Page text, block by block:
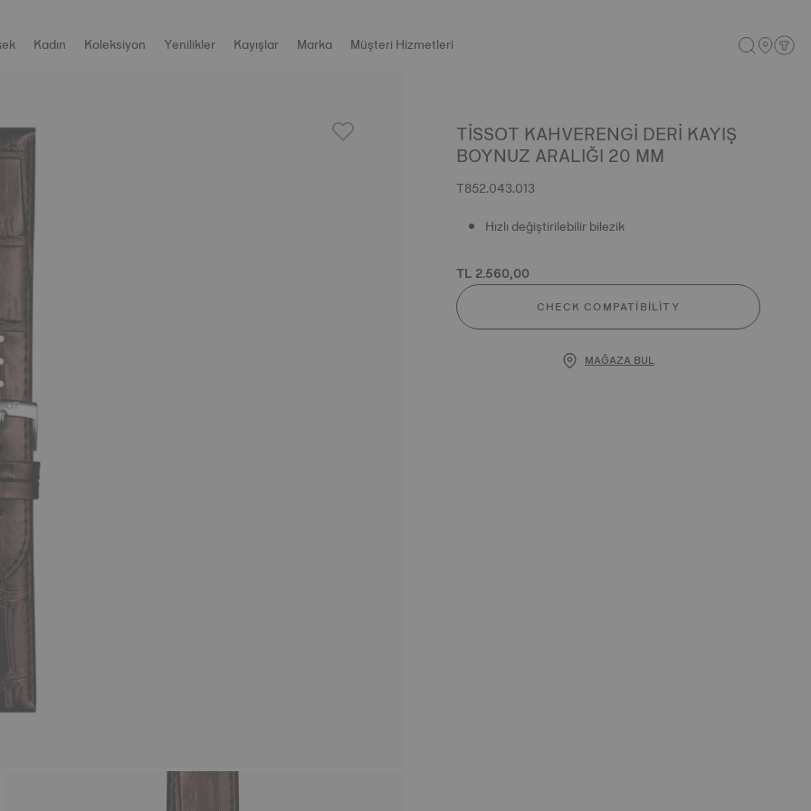
Kadın Koleksiyon Yenilikler Kayışlar Marka Müşteri Hizmetleri
TISSOT KAHVERENGI DERI KAYIŞ
BOYNUZ ARALIĞI 20 MM
T852.043.013
Hızlı değiştirilebilir bilezik
TL 2.560,00
CHECK COMPATIBILITY
MAĞAZA BUL